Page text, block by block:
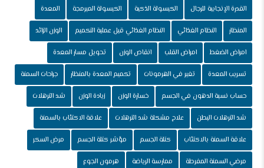
القدرة الإنجابية للرجال الكبسولة الذكية الكبسولة المبرمجة المعدة
المنظار النظام الغذائي النظام الغذائي قبل عملية التكميم الوزن الزائد
امراض الضغط امراض القلب انقاص الوزن تحويل مسار المعدة
تسريب المعدة تغير في الهرمونات تكميم المعدة بالمنظار جراحات السمنة
حساب نسبة الدهون في الجسم خسارة الوزن زيادة الوزن شد الترهلات
شد الترهلات البطن علاج مشكلة شد الترهلات علاقة الاكتئاب بالسمنة
علاقة السمنة بالاكتئاب كتلة الجسم مؤشر كتلة الجسم مرض السكر
مرضي السمنة المفرطة ممارسة الرياضة هرمون الجوع